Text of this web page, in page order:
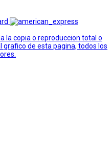
la copia o reproduccion total o
de esta pagina, todos los